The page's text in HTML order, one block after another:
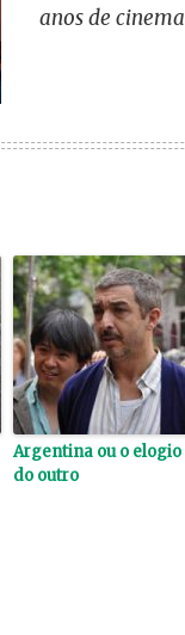
anos de cinema
Argentina ou o elogio
do outro